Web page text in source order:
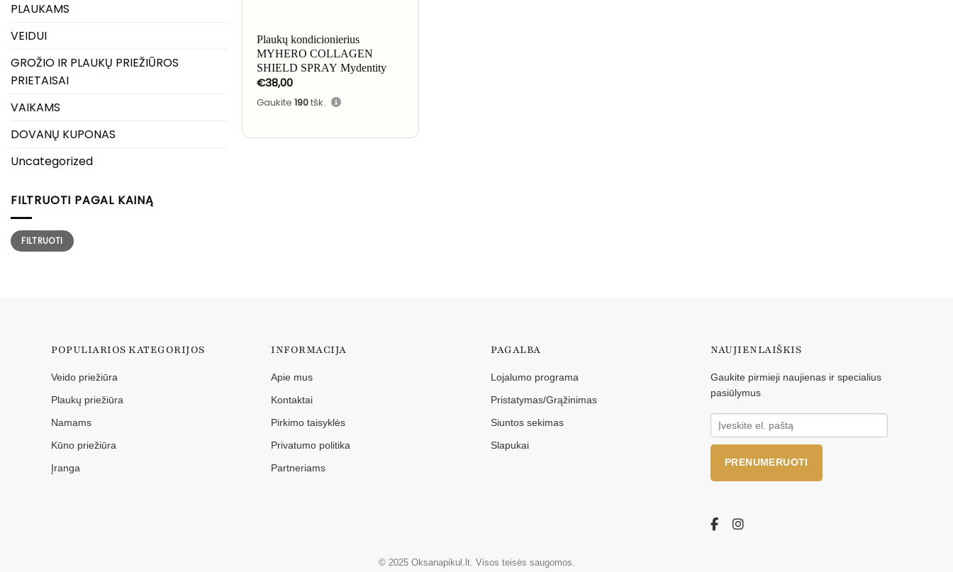
PLAUKAMS
VEIDUI
GROŽIO IR PLAUKŲ PRIEŽIŪROS
PRIETAISAI
VAIKAMS
DOVANŲ KUPONAS
Uncategorized
FILTRUOTI PAGAL KAINĄ
Min
kaina
Maks
kainaFILTRUOTI
Plaukų kondicionierius
MYHERO COLLAGEN
SHIELD SPRAY Mydentity
€38,00
Gaukite 190tšk.
POPULIARIOS KATEGORIJOS
Veido priežiūra
Plaukų priežiūra
Namams
Kūno priežiūra
Įranga
INFORMACIJA
Apie mus
Kontaktai
Pirkimo taisyklės
Privatumo politika
Partneriams
PAGALBA
Lojalumo programa
Pristatymas/Grąžinimas
Siuntos sekimas
Slapukai
NAUJIENLAIŠKIS
Gaukite pirmieji naujienas ir specialius
pasiūlymus
PRENUMERUOTI
© 2025 Oksanapikul.lt. Visos teisės saugomos.